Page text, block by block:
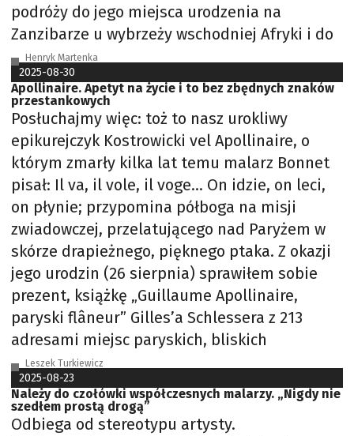
podróży do jego miejsca urodzenia na
Zanzibarze u wybrzeży wschodniej Afryki i do
Henryk Martenka
2025-08-30
Apollinaire. Apetyt na życie i to bez zbędnych znaków
przestankowych
Posłuchajmy więc: toż to nasz urokliwy
epikurejczyk Kostrowicki vel Apollinaire, o
którym zmarły kilka lat temu malarz Bonnet
pisał: Il va, il vole, il voge… On idzie, on leci,
on płynie; przypomina półboga na misji
zwiadowczej, przelatującego nad Paryżem w
skórze drapieżnego, pięknego ptaka. Z okazji
jego urodzin (26 sierpnia) sprawiłem sobie
prezent, książkę „Guillaume Apollinaire,
paryski flâneur” Gilles’a Schlessera z 213
adresami miejsc paryskich, bliskich
Leszek Turkiewicz
2025-08-23
Należy do czołówki współczesnych malarzy. „Nigdy nie
szedłem prostą drogą”
Odbiega od stereotypu artysty.